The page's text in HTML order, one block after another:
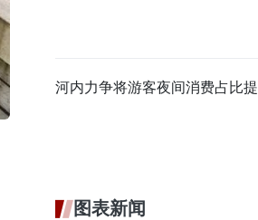
河内力争将游客夜间消费占比
图表新闻